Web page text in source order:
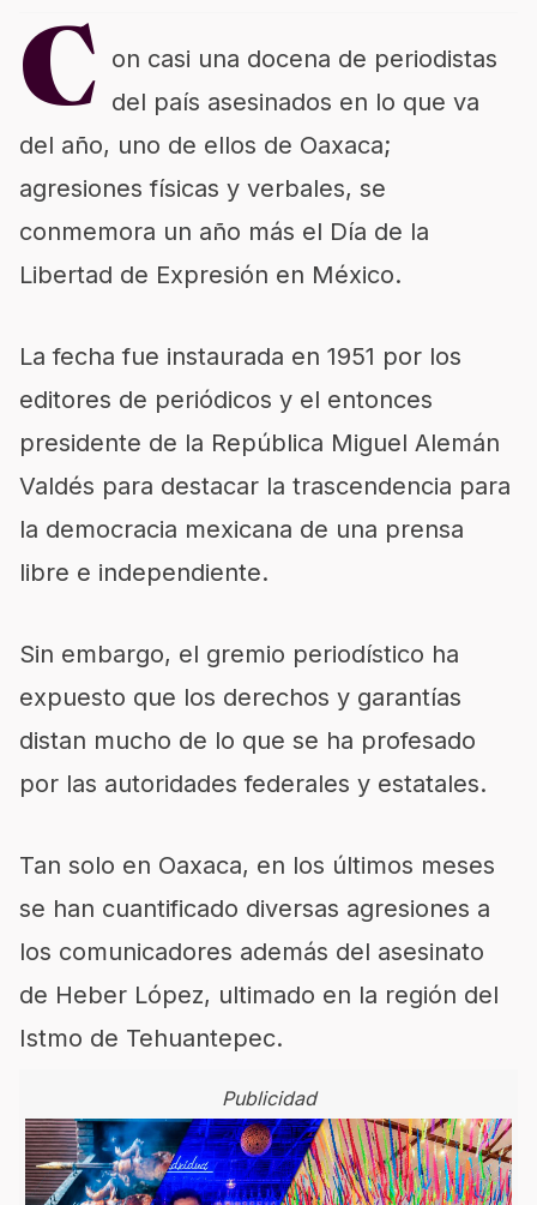
C on casi una docena de periodistas
del país asesinados en lo que va
del año, uno de ellos de Oaxaca;
agresiones físicas y verbales, se
conmemora un año más el Día de la
Libertad de Expresión en México.
La fecha fue instaurada en 1951 por los
editores de periódicos y el entonces
presidente de la República Miguel Alemán
Valdés para destacar la trascendencia para
la democracia mexicana de una prensa
libre e independiente.
Sin embargo, el gremio periodístico ha
expuesto que los derechos y garantías
distan mucho de lo que se ha profesado
por las autoridades federales y estatales.
Tan solo en Oaxaca, en los últimos meses
se han cuantificado diversas agresiones a
los comunicadores además del asesinato
de Heber López, ultimado en la región del
Istmo de Tehuantepec.
Publicidad